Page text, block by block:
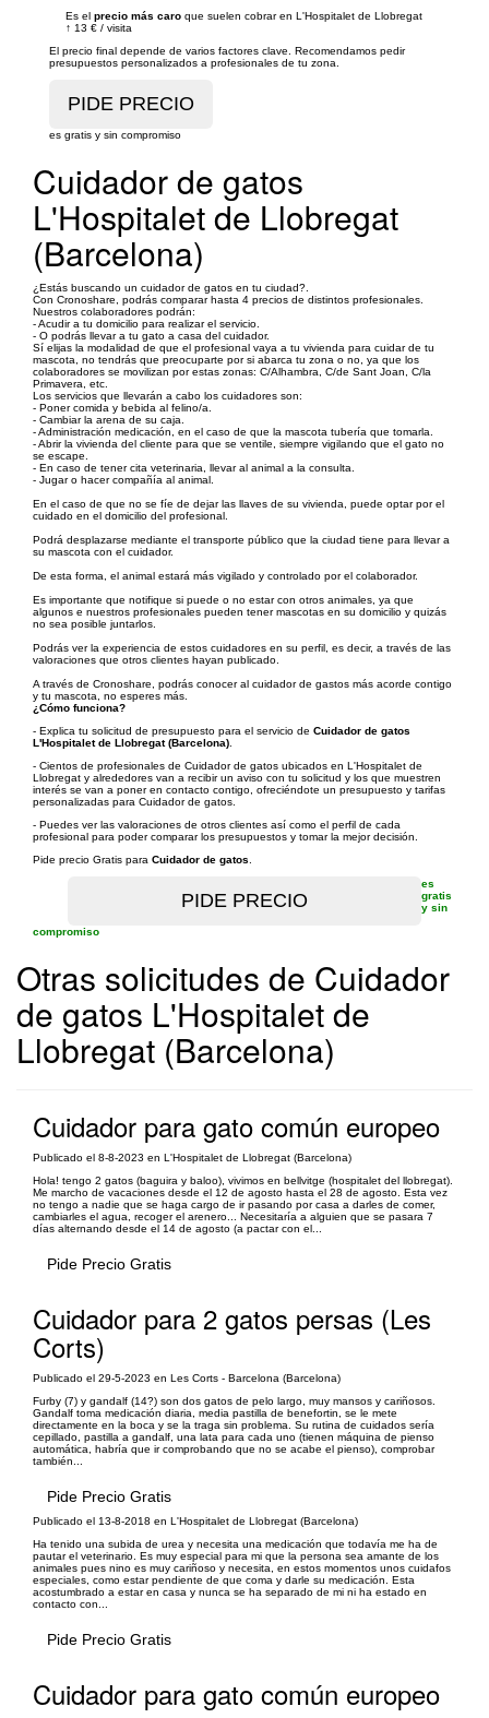
Es el precio más caro que suelen cobrar en L'Hospitalet de Llobregat
↑ 13 € / visita
El precio final depende de varios factores clave. Recomendamos pedir
presupuestos personalizados a profesionales de tu zona.
es gratis y sin compromiso
Cuidador de gatos
L'Hospitalet de Llobregat
(Barcelona)
¿Estás buscando un cuidador de gatos en tu ciudad?.
Con Cronoshare, podrás comparar hasta 4 precios de distintos profesionales.
Nuestros colaboradores podrán:
- Acudir a tu domicilio para realizar el servicio.
- O podrás llevar a tu gato a casa del cuidador.
Sí elijas la modalidad de que el profesional vaya a tu vivienda para cuidar de tu
mascota, no tendrás que preocuparte por si abarca tu zona o no, ya que los
colaboradores se movilizan por estas zonas: C/Alhambra, C/de Sant Joan, C/la
Primavera, etc.
Los servicios que llevarán a cabo los cuidadores son:
- Poner comida y bebida al felino/a.
- Cambiar la arena de su caja.
- Administración medicación, en el caso de que la mascota tubería que tomarla.
- Abrir la vivienda del cliente para que se ventile, siempre vigilando que el gato no
se escape.
- En caso de tener cita veterinaria, llevar al animal a la consulta.
- Jugar o hacer compañía al animal.
En el caso de que no se fíe de dejar las llaves de su vivienda, puede optar por el
cuidado en el domicilio del profesional.
Podrá desplazarse mediante el transporte público que la ciudad tiene para llevar a
su mascota con el cuidador.
De esta forma, el animal estará más vigilado y controlado por el colaborador.
Es importante que notifique si puede o no estar con otros animales, ya que
algunos e nuestros profesionales pueden tener mascotas en su domicilio y quizás
no sea posible juntarlos.
Podrás ver la experiencia de estos cuidadores en su perfil, es decir, a través de las
valoraciones que otros clientes hayan publicado.
A través de Cronoshare, podrás conocer al cuidador de gastos más acorde contigo
y tu mascota, no esperes más.
¿Cómo funciona?
- Explica tu solicitud de presupuesto para el servicio de Cuidador de gatos
L'Hospitalet de Llobregat (Barcelona)
- Cientos de profesionales de Cuidador de gatos ubicados en L'Hospitalet de
Llobregat y alrededores van a recibir un aviso con tu solicitud y los que muestren
interés se van a poner en contacto contigo, ofreciéndote un presupuesto y tarifas
personalizadas para Cuidador de gatos.
- Puedes ver las valoraciones de otros clientes así como el perfil de cada
profesional para poder comparar los presupuestos y tomar la mejor decisión.
Pide precio Gratis para Cuidador de gatos
es
gratis
y sin
compromiso
Otras solicitudes de Cuidador
de gatos L'Hospitalet de
Llobregat (Barcelona)
Cuidador para gato común europeo
Publicado el 8-8-2023 en L'Hospitalet de Llobregat (Barcelona)
Hola! tengo 2 gatos (baguira y baloo), vivimos en bellvitge (hospitalet del llobregat).
Me marcho de vacaciones desde el 12 de agosto hasta el 28 de agosto. Esta vez
no tengo a nadie que se haga cargo de ir pasando por casa a darles de comer,
cambiarles el agua, recoger el arenero... Necesitaría a alguien que se pasara 7
días alternando desde el 14 de agosto (a pactar con el...
Pide Precio Gratis
Cuidador para 2 gatos persas (Les
Corts)
Publicado el 29-5-2023 en Les Corts - Barcelona (Barcelona)
Furby (7) y gandalf (14?) son dos gatos de pelo largo, muy mansos y cariñosos.
Gandalf toma medicación diaria, media pastilla de benefortin, se le mete
directamente en la boca y se la traga sin problema. Su rutina de cuidados sería
cepillado, pastilla a gandalf, una lata para cada uno (tienen máquina de pienso
automática, habría que ir comprobando que no se acabe el pienso), comprobar
también...
Pide Precio Gratis
Publicado el 13-8-2018 en L'Hospitalet de Llobregat (Barcelona)
Ha tenido una subida de urea y necesita una medicación que todavía me ha de
pautar el veterinario. Es muy especial para mi que la persona sea amante de los
animales pues nino es muy cariñoso y necesita, en estos momentos unos cuidafos
especiales, como estar pendiente de que coma y darle su medicación. Esta
acostumbrado a estar en casa y nunca se ha separado de mi ni ha estado en
contacto con...
Pide Precio Gratis
Cuidador para gato común europeo